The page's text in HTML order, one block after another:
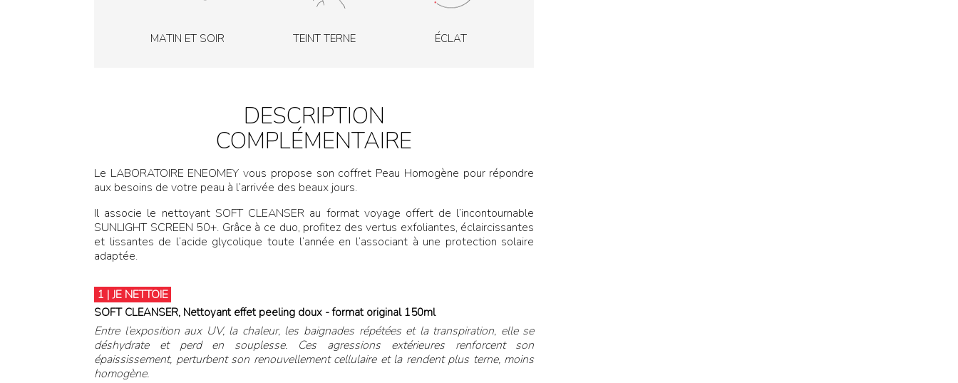
MATIN ET SOIR TEINT TERNE ÉCLAT
DESCRIPTION
COMPLÉMENTAIRE
Le LABORATOIRE ENEOMEY vous propose son coffret Peau Homogène pour répondre
aux besoins de votre peau à l’arrivée des beaux jours.
Il associe le nettoyant SOFT CLEANSER au format voyage offert de l’incontournable
SUNLIGHT SCREEN 50+. Grâce à ce duo, profitez des vertus exfoliantes, éclaircissantes
et lissantes de l’acide glycolique toute l’année en l’associant à une protection solaire
adaptée.
1 | JE NETTOIE
SOFT CLEANSER, Nettoyant effet peeling doux - format original 150ml
Entre l’exposition aux UV, la chaleur, les baignades répétées et la transpiration, elle se
déshydrate et perd en souplesse. Ces agressions extérieures renforcent son
épaississement, perturbent son renouvellement cellulaire et la rendent plus terne, moins
homogène.